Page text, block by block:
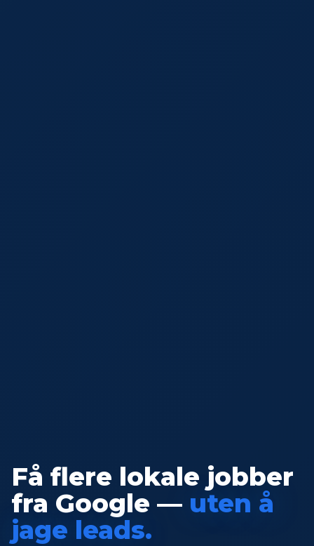
Få flere lokale jobber
fra Google — uten å
jage leads.